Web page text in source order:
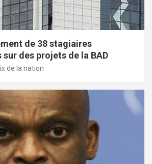
de 38 stagiaires
des projets de la BAD
de la nation